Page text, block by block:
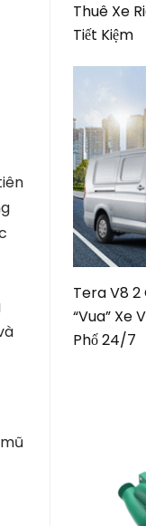
Thuê Xe
Tiết Kiệm
Tera V8 2
“Vua” Xe
Phố 24/7